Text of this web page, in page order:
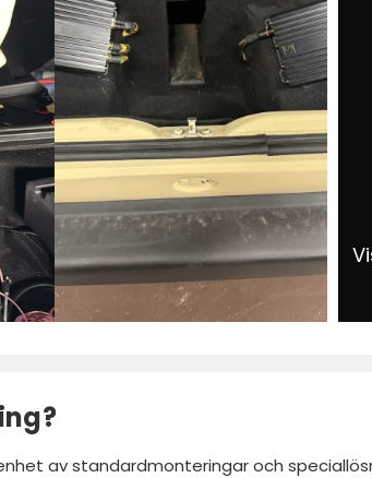
av standardmonteringar och